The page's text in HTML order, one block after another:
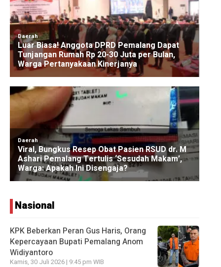
Nasional
KPK Beberkan Peran Gus Haris, Orang
Kepercayaan Bupati Pemalang Anom
Widiyantoro
Kamis, 30 Juli 2026 | 9:45 pm WIB